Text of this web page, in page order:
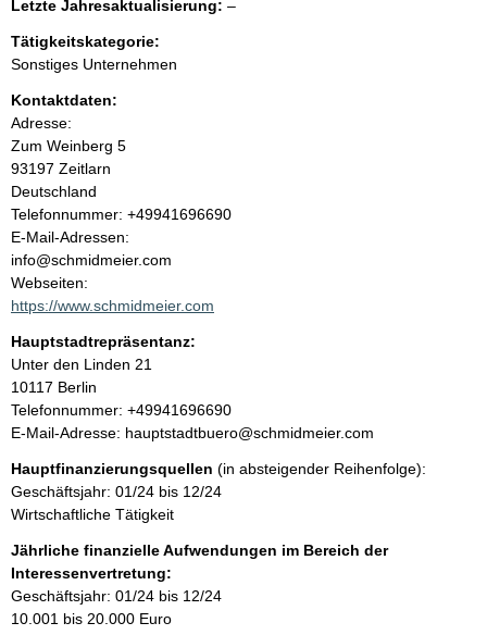
i
n
h
a
l
t
Letzte Jahresaktualisierung: –l
Tätigkeitskategorie:
Sonstiges Unternehmen
Kontaktdaten:
Adresse:
Zum Weinberg 5
93197 Zeitlarn
Deutschland
K
o
n
t
a
t
i
n
o
r
m
a
i
o
n
e
Telefonnummer: +49941696690
E-Mail-Adressen:
info@schmidmeier.com
Webseiten:
https://www.schmidmeier.com
Hauptstadtrepräsentanz:
A
d
r
e
s
e
Unter den Linden 21
10117 Berlin
K
o
t
a
k
t
i
n
f
Telefonnummer: +49941696690
E-Mail-Adresse: hauptstadtbuero@schmidmeier.com
Hauptfinanzierungsquellen (in absteigender Reihenfolge):
Geschäftsjahr: 01/24 bis 12/24
Wirtschaftliche Tätigkeit
Jährliche finanzielle Aufwendungen im Bereich der
Interessenvertretung:
Geschäftsjahr: 01/24 bis 12/24
10.001 bis 20.000 Euro